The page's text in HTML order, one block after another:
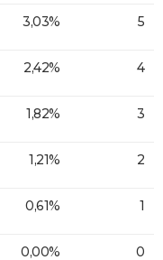
3,03% 5
2,42% 4
1,82% 3
1,21% 2
0,61% 1
0,00% 0